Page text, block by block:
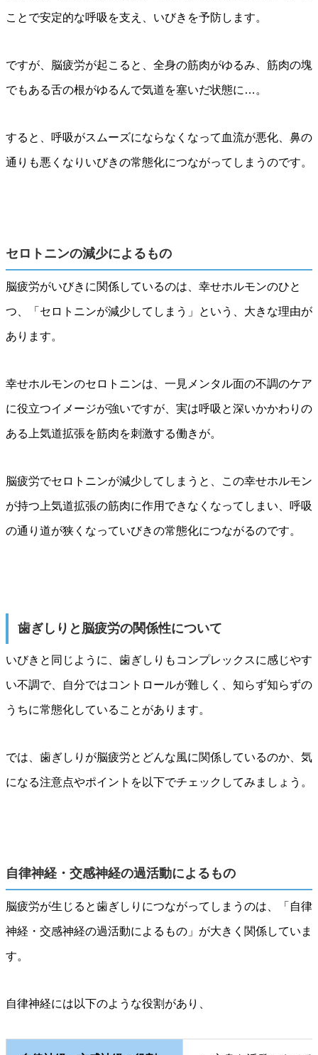
ことで安定的な呼吸を支え、いびきを予防します。
ですが、脳疲労が起こると、全身の筋肉がゆるみ、筋肉の塊
でもある舌の根がゆるんで気道を塞いだ状態に…。
すると、呼吸がスムーズにならなくなって血流が悪化、鼻の
通りも悪くなりいびきの常態化につながってしまうのです。
セロトニンの減少によるもの
脳疲労がいびきに関係しているのは、幸せホルモンのひと
つ、「セロトニンが減少してしまう」という、大きな理由が
あります。
幸せホルモンのセロトニンは、一見メンタル面の不調のケア
に役立つイメージが強いですが、実は呼吸と深いかかわりの
ある上気道拡張を筋肉を刺激する働きが。
脳疲労でセロトニンが減少してしまうと、この幸せホルモン
が持つ上気道拡張の筋肉に作用できなくなってしまい、呼吸
の通り道が狭くなっていびきの常態化につながるのです。
歯ぎしりと脳疲労の関係性について
いびきと同じように、歯ぎしりもコンプレックスに感じやす
い不調で、自分ではコントロールが難しく、知らず知らずの
うちに常態化していることがあります。
では、歯ぎしりが脳疲労とどんな風に関係しているのか、気
になる注意点やポイントを以下でチェックしてみましょう。
自律神経・交感神経の過活動によるもの
脳疲労が生じると歯ぎしりにつながってしまうのは、「自律
神経・交感神経の過活動によるもの」が大きく関係していま
す。
自律神経には以下のような役割があり、